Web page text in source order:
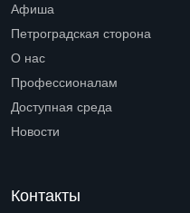
Афиша
Петроградская сторона
О нас
Профессионалам
Доступная среда
Новости
Контакты